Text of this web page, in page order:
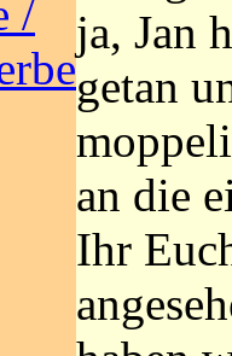
/
ja, Jan
getan
an die
Ihr